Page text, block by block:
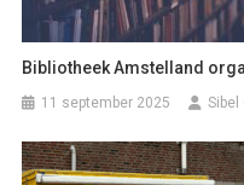
Bibliotheek Amstelland
11 september 2025 Sibel